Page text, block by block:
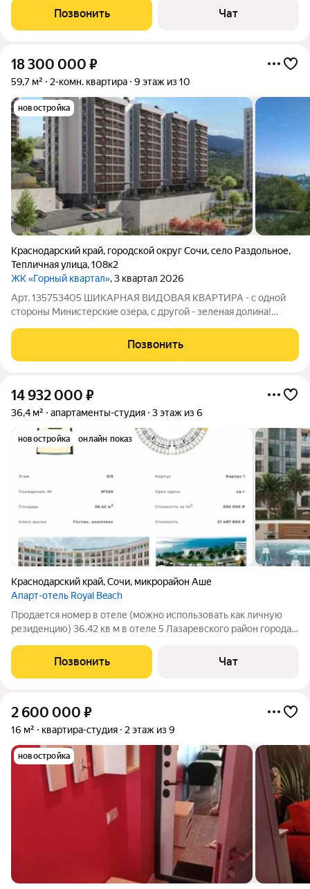
привычным уютом. Вниз на лифте можно спуститься к
магазинам, что займут первые этажи,
Позвонить Чат
18 300 000 ₽
59,7 м² 2-комн. квартира 9 этаж из 10
новостройка
Краснодарский край, городской округ Сочи,село Раздольное,
Тепличная улица,108к2
ЖК «Горный квартал», 3 квартал 2026
Арт. 135753405 ШИКАРНАЯ ВИДОВАЯ КВАРТИРА - с одной
стороны Министерские озера, с другой - зеленая долина!
переезда)! Квартира С РЕМОНТОМ ! Уже летом вы сможете
заехать в квартиру! ПРИОБРЕТАЛА
Позвонить
14 932 000 ₽
36,4 м² апартаменты-студия 3 этаж из 6
новостройка онлайн показ
Краснодарский край,Сочи, микрорайон Аше
Апарт-отель Royal Beach
Продается номер в отеле (можно использовать как личную
резиденцию) 36.42 кв м в отеле 5 Лазаревского район города
линии в Лазаревском районе города Сочи. Номерной фонд
запланирован на 408
Позвонить Чат
2 600 000 ₽
16 м² квартира-студия 2 этаж из 9
новостройка